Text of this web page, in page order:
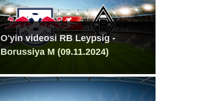
O'yin videosi RB Leypsig -
Borussiya M (09.11.2024)